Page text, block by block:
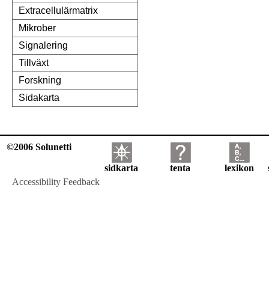
Extracellulärmatrix
Mikrober
Signalering
Tillväxt
Forskning
Sidakarta
©2006 Solunetti
sidkarta tenta lexikon
Accessibility Feedback